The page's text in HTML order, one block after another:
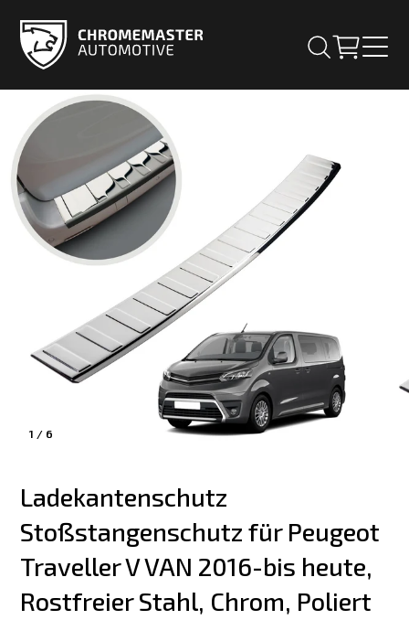
1 / 6
Ladekantenschutz
Stoßstangenschutz für Peugeot
Traveller V VAN 2016-bis heute,
Rostfreier Stahl, Chrom, Poliert